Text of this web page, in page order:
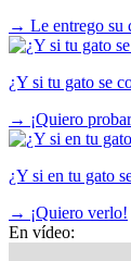
→ Le entrego su
¿Y si tu gato se
→ ¡Quiero
¿Y si en tu gato
→ ¡Quiero verlo!
En vídeo: